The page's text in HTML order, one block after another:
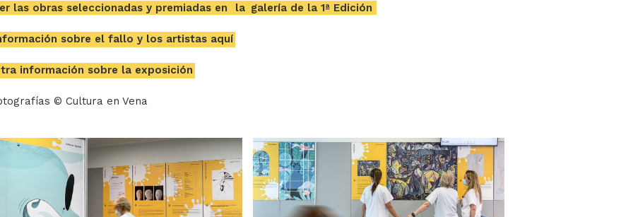
las obras seleccionadas y premiadas en la galería de la 1ª Edición
sobre el fallo y los artistas aquí
información sobre la exposición
© Cultura en Vena